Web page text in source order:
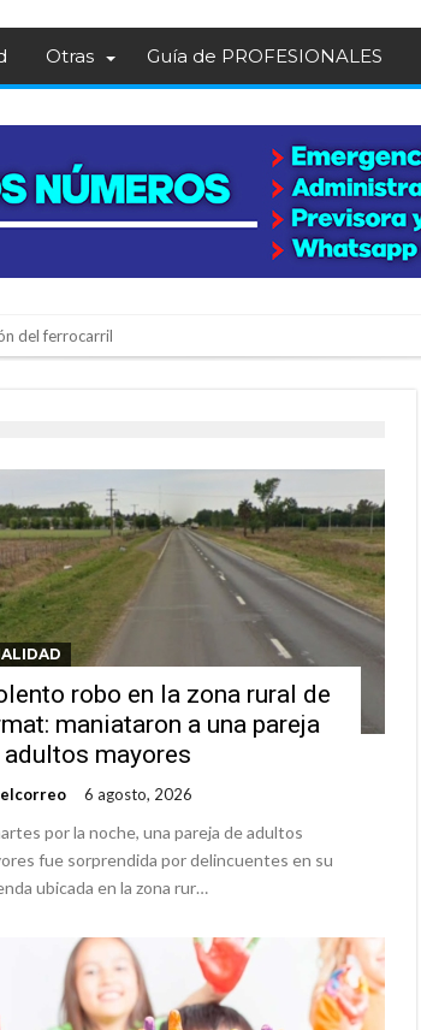
Otras Guía de PROFESIONALES
adultos mayores
para agasajar a los niños en su día
que podrían superar los 80 km/h
impacto real en la región
de Los Quirquinchos
robo en la zona rural de
maniataron a una pareja
adultos mayores
elcorreo 6 agosto, 2026
por la noche, una pareja de adultos
fue sorprendida por delincuentes en su
ubicada en la zona rur…